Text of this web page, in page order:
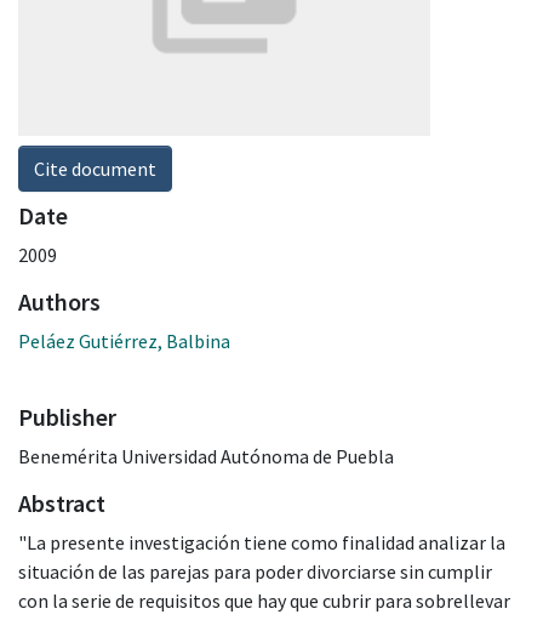
Cite document
Date
2009
Authors
Peláez Gutiérrez, Balbina
Publisher
Benemérita Universidad Autónoma de Puebla
Abstract
"La presente investigación tiene como finalidad analizar la
situación de las parejas para poder divorciarse sin cumplir
con la serie de requisitos que hay que cubrir para sobrellevar